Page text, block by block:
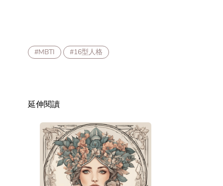
#MBTI #16型人格
延伸閱讀